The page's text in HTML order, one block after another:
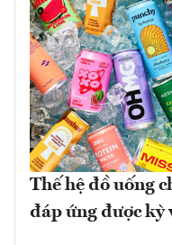
Thế hệ đồ uống
đáp ứng được kỳ